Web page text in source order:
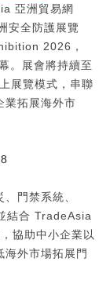
亞洲貿易網
安全防護展覽
2026，
。展會將持續至
展覽模式，串聯
業拓展海外市
門禁系統、
結合 TradeAsia
協助中小企業以
海外市場拓展門